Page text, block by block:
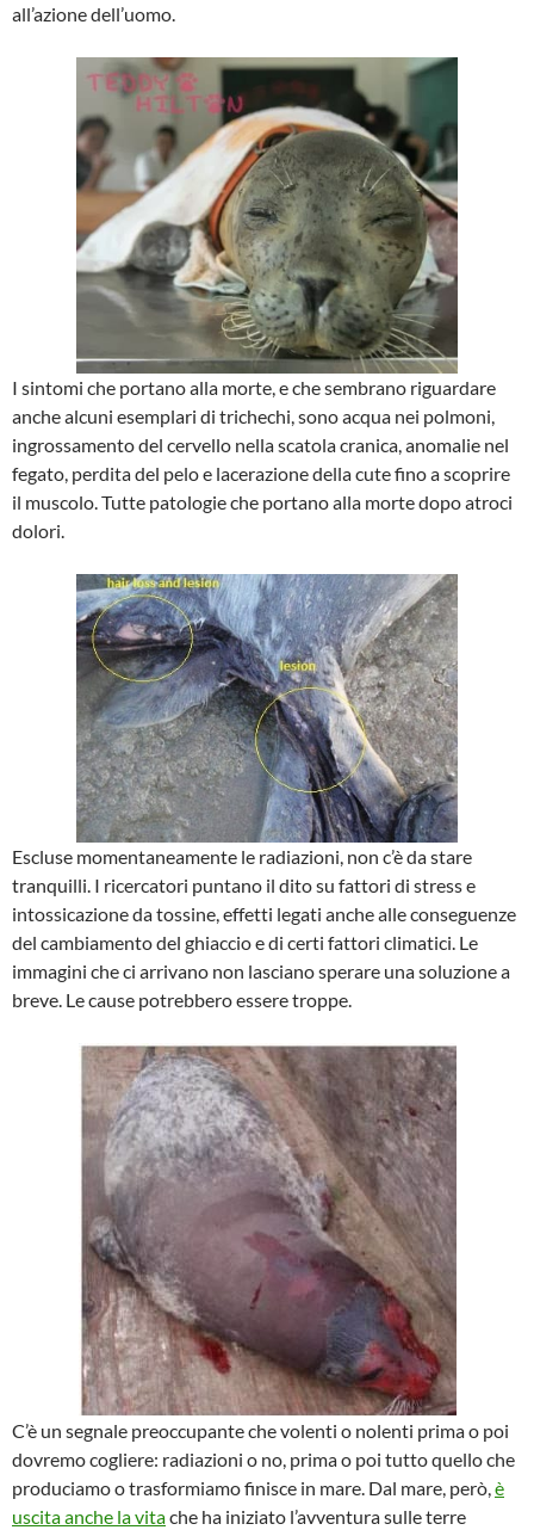
all’azione dell’uomo.
I sintomi che portano alla morte, e che sembrano riguardare
anche alcuni esemplari di trichechi, sono acqua nei polmoni,
ingrossamento del cervello nella scatola cranica, anomalie nel
fegato, perdita del pelo e lacerazione della cute fino a scoprire
il muscolo. Tutte patologie che portano alla morte dopo atroci
dolori.
Escluse momentaneamente le radiazioni, non c’è da stare
tranquilli. I ricercatori puntano il dito su fattori di stress e
intossicazione da tossine, effetti legati anche alle conseguenze
del cambiamento del ghiaccio e di certi fattori climatici. Le
immagini che ci arrivano non lasciano sperare una soluzione a
breve. Le cause potrebbero essere troppe.
C’è un segnale preoccupante che volenti o nolenti prima o poi
dovremo cogliere: radiazioni o no, prima o poi tutto quello che
produciamo o trasformiamo finisce in mare. Dal mare, però,è
uscita anche la vitache ha iniziato l’avventura sulle terre